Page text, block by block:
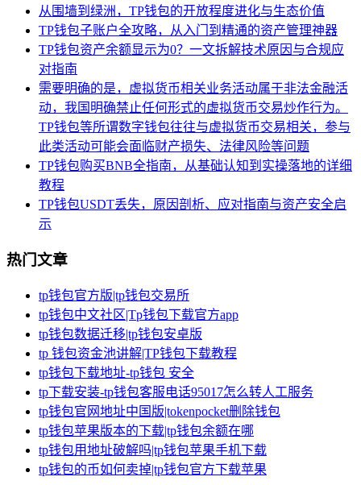
从围墙到绿洲，TP钱包的开放程度进化与生态价值
TP钱包子账户全攻略，从入门到精通的资产管理神器
TP钱包资产余额显示为0？一文拆解技术原因与合规应
对指南
需要明确的是，虚拟货币相关业务活动属于非法金融活
动，我国明确禁止任何形式的虚拟货币交易炒作行为。
TP钱包等所谓数字钱包往往与虚拟货币交易相关，参与
此类活动可能会面临财产损失、法律风险等问题
TP钱包购买BNB全指南，从基础认知到实操落地的详细
教程
TP钱包USDT丢失，原因剖析、应对指南与资产安全启
示
热门文章
tp钱包官方版|tp钱包交易所
tp钱包中文社区|Tp钱包下载官方app
tp钱包数据迁移|tp钱包安卓版
tp 钱包资金池讲解|TP钱包下载教程
tp钱包下载地址-tp钱包 安全
tp下载安装-tp钱包客服电话95017怎么转人工服务
tp钱包官网地址中国版|tokenpocket删除钱包
tp钱包苹果版本的下载|tp钱包余额在哪
tp钱包用地址破解吗|tp钱包苹果手机下载
tp钱包的币如何卖掉|tp钱包官方下载苹果